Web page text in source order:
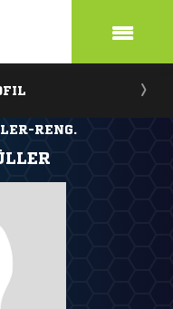
RENG.